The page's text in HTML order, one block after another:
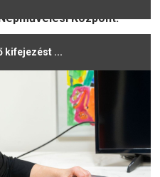
Központ.